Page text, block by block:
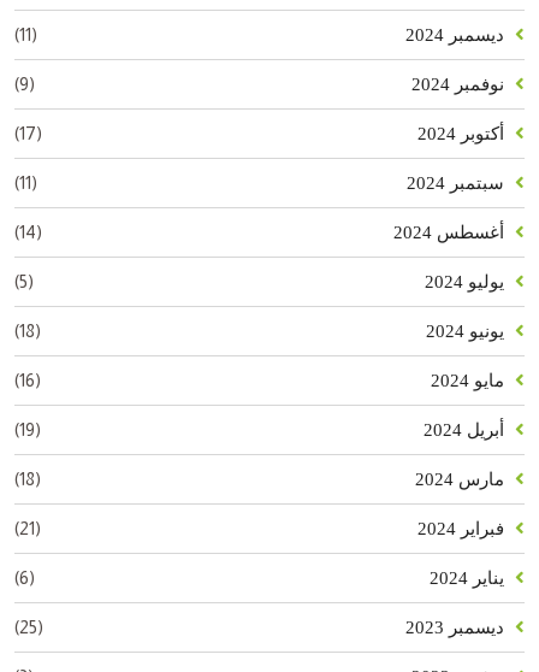
ديسمبر 2024 (11)
نوفمبر 2024 (9)
أكتوبر 2024 (17)
سبتمبر 2024 (11)
أغسطس 2024 (14)
يوليو 2024 (5)
يونيو 2024 (18)
مايو 2024 (16)
أبريل 2024 (19)
مارس 2024 (18)
فبراير 2024 (21)
يناير 2024 (6)
ديسمبر 2023 (25)